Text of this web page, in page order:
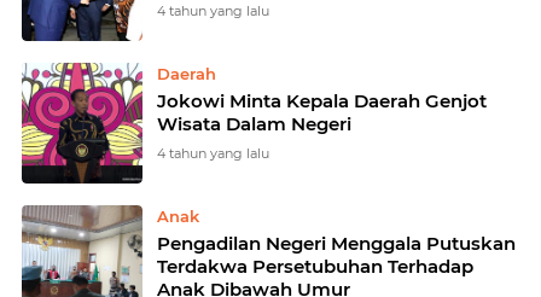
4 tahun yang lalu
Daerah
Jokowi Minta Kepala Daerah Genjot
Wisata Dalam Negeri
4 tahun yang lalu
Anak
Pengadilan Negeri Menggala Putuskan
Terdakwa Persetubuhan Terhadap
Anak Dibawah Umur